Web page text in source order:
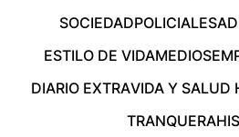
SOCIEDADPOLICIALES
ESTILO DE VIDAMEDIOS
DIARIO EXTRAVIDA Y SALUD
TRANQUERA